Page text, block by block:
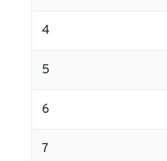
4
5
6
7